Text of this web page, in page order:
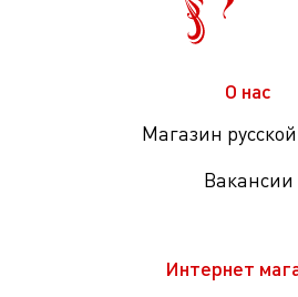
О нас
Магазин
Вакансии
Интернет